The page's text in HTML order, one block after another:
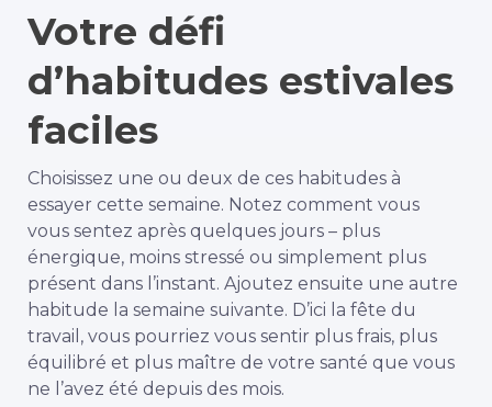
Votre défi
d’habitudes estivales
faciles
Choisissez une ou deux de ces habitudes à
essayer cette semaine. Notez comment vous
vous sentez après quelques jours – plus
énergique, moins stressé ou simplement plus
présent dans l’instant. Ajoutez ensuite une autre
habitude la semaine suivante. D’ici la fête du
travail, vous pourriez vous sentir plus frais, plus
équilibré et plus maître de votre santé que vous
ne l’avez été depuis des mois.